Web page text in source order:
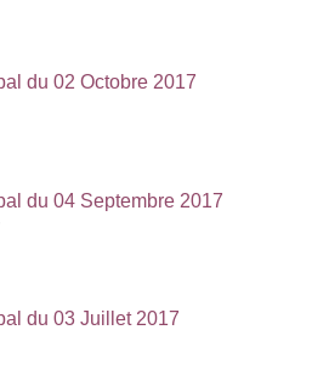
du 02 Octobre 2017
du 04 Septembre 2017
du 03 Juillet 2017